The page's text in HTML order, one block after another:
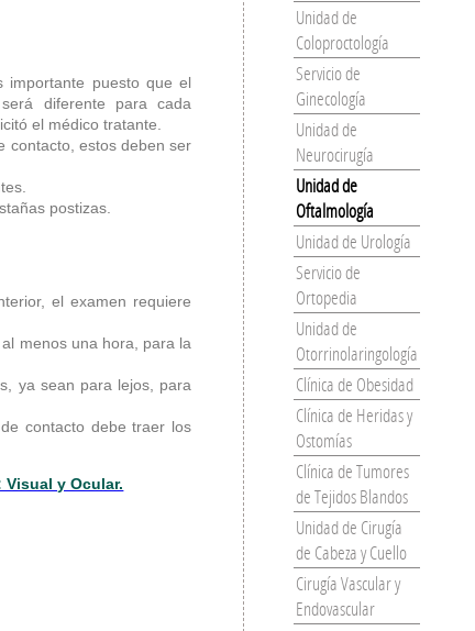
puesto que el
diferente para cada
el médico tratante.
contacto, estos deben ser
postizas.
el examen requiere
menos una hora, para la
ya sean para lejos, para
contacto debe traer los
Visual y Ocular.
Unidad de
Coloproctología
Servicio de
Ginecología
Unidad de
Neurocirugía
Unidad de
Oftalmología
Unidad de Urología
Servicio de
Ortopedia
Unidad de
Otorrinolaringología
Clínica de Obesidad
Clínica de Heridas y
Ostomías
Clínica de Tumores
de Tejidos Blandos
Unidad de Cirugía
de Cabeza y Cuello
Cirugía Vascular y
Endovascular